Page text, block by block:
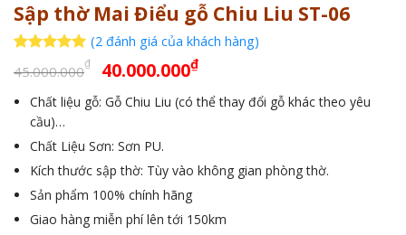
Sập thờ Mai Điểu gỗ Chiu Liu ST-06
dựa trên
(2đánh giá của khách hàng)
45.000.000₫ Giá
gốc
là:
40.000.000₫Giá
hiện
tại
Chất liệu gỗ: Gỗ Chiu Liu (có thể thay đổi gỗ khác theo yêu
cầu)…
Chất Liệu Sơn: Sơn PU.
Kích thước sập thờ: Tùy vào không gian phòng thờ.
Sản phẩm 100% chính hãng
Giao hàng miễn phí lên tới 150km